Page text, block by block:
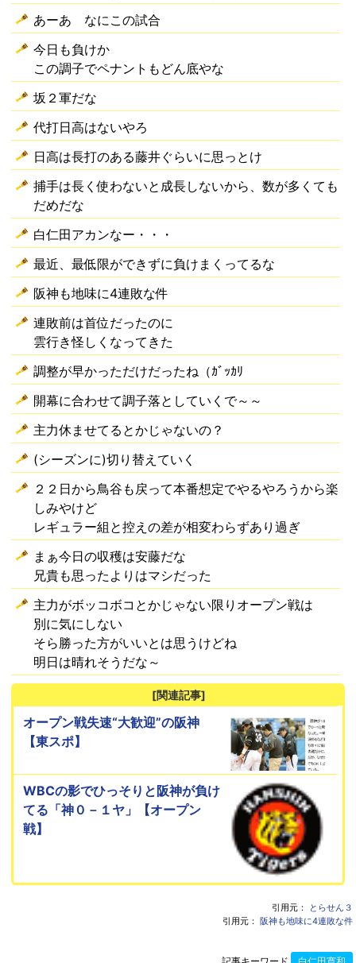
あーあ なにこの試合
今日も負けか
この調子でペナントもどん底やな
坂２軍だな
代打日高はないやろ
日高は長打のある藤井ぐらいに思っとけ
捕手は長く使わないと成長しないから、数が多くても
だめだな
白仁田アカンなー・・・
最近、最低限ができずに負けまくってるな
阪神も地味に4連敗な件
連敗前は首位だったのに
雲行き怪しくなってきた
調整が早かっただけだったね（ｶﾞｯｶﾘ
開幕に合わせて調子落としていくで～～
主力休ませてるとかじゃないの？
(シーズンに)切り替えていく
２２日から鳥谷も戻って本番想定でやるやろうから楽
しみやけど
レギュラー組と控えの差が相変わらずあり過ぎ
まぁ今日の収穫は安藤だな
兄貴も思ったよりはマシだった
主力がボッコボコとかじゃない限りオープン戦は
別に気にしない
そら勝った方がいいとは思うけどね
明日は晴れそうだな～
[関連記事]
オープン戦失速“大歓迎”の阪神
【東スポ】
WBCの影でひっそりと阪神が負け
てる「神０－１ヤ」【オープン
戦】
引用元：
とらせん３
引用元： 阪神も地味に4連敗な件